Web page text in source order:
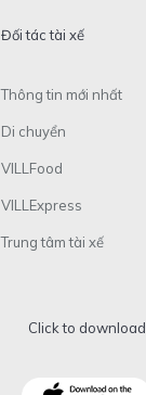
Đối tác tài xế
Thông tin mới nhất
Di chuyển
VILLFood
VILLExpress
Trung tâm tài xế
Click to download